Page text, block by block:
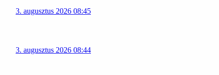
3. augusztus 2026 08:45
3. augusztus 2026 08:44